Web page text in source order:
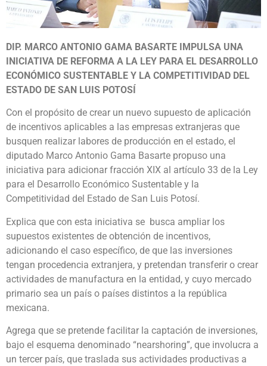
DIP. MARCO ANTONIO GAMA BASARTE IMPULSA UNA
INICIATIVA DE REFORMA A LA LEY PARA EL DESARROLLO
ECONÓMICO SUSTENTABLE Y LA COMPETITIVIDAD DEL
ESTADO DE SAN LUIS POTOSÍ
Con el propósito de crear un nuevo supuesto de aplicación
de incentivos aplicables a las empresas extranjeras que
busquen realizar labores de producción en el estado, el
diputado Marco Antonio Gama Basarte propuso una
iniciativa para adicionar fracción XIX al artículo 33 de la Ley
para el Desarrollo Económico Sustentable y la
Competitividad del Estado de San Luis Potosí.
Explica que con esta iniciativa se busca ampliar los
supuestos existentes de obtención de incentivos,
adicionando el caso específico, de que las inversiones
tengan procedencia extranjera, y pretendan transferir o crear
actividades de manufactura en la entidad, y cuyo mercado
primario sea un país o países distintos a la república
mexicana.
Agrega que se pretende facilitar la captación de inversiones,
bajo el esquema denominado “nearshoring”, que involucra a
un tercer país, que traslada sus actividades productivas a